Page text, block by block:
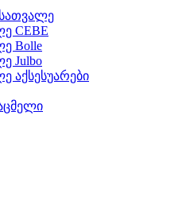
CEBE
Bolle
Julbo
აქსესუარები